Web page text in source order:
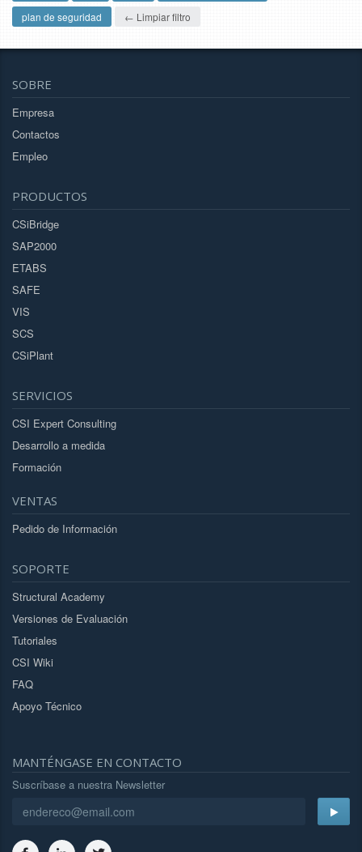
plan de seguridad
← Limpiar filtro
SOBRE
Empresa
Contactos
Empleo
PRODUCTOS
CSiBridge
SAP2000
ETABS
SAFE
VIS
SCS
CSiPlant
SERVICIOS
CSI Expert Consulting
Desarrollo a medida
Formación
VENTAS
Pedido de Información
SOPORTE
Structural Academy
Versiones de Evaluación
Tutoriales
CSI Wiki
FAQ
Apoyo Técnico
MANTÉNGASE EN CONTACTO
Suscríbase a nuestra Newsletter